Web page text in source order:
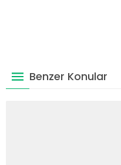
Benzer Konular